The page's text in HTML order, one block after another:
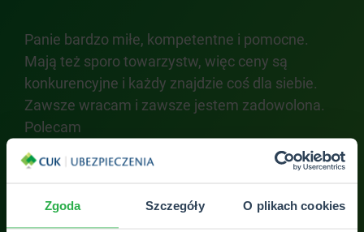
Zgoda Szczegóły O plikach cookies
Panie bardzo miłe, kompetentne i pomocne.
Mają też sporo towarzystw, więc ceny są
konkurencyjne i każdy znajdzie coś dla siebie.
Zawsze wracam i zawsze jestem zadowolona.
Polecam
Anuuulka 88
ZOBACZ WSZYSTKIE OPINIE